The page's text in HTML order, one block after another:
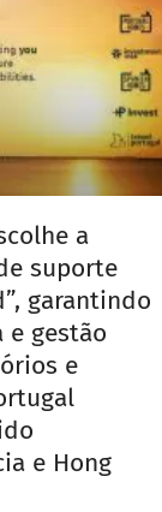
a
suporte
garantindo
e gestão
e
e Hong